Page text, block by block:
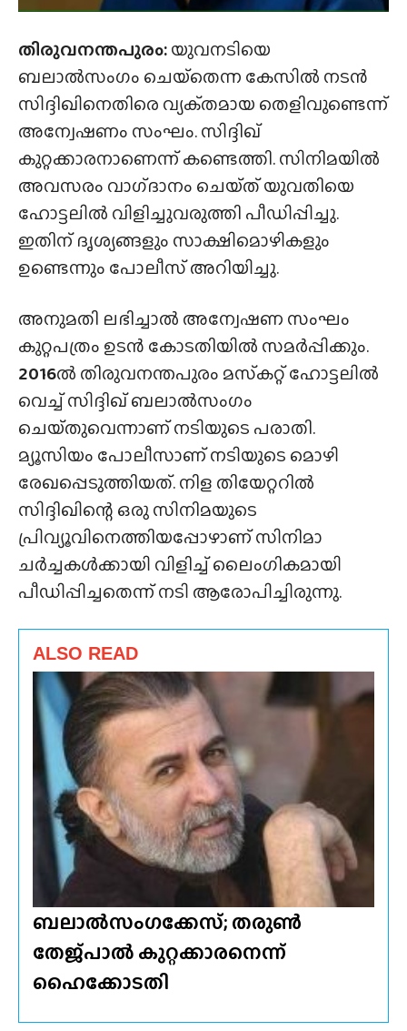
തിരുവനന്തപുരം:യുവനടിയെ
ബലാൽസംഗം ചെയ്‌തെന്ന കേസിൽ നടൻ
സിദ്ദിഖിനെതിരെ വ്യക്‌തമായ തെളിവുണ്ടെന്ന്
അന്വേഷണം സംഘം. സിദ്ദിഖ്
കുറ്റക്കാരനാണെന്ന് കണ്ടെത്തി. സിനിമയിൽ
അവസരം വാഗ്‌ദാനം ചെയ്‌ത്‌ യുവതിയെ
ഹോട്ടലിൽ വിളിച്ചുവരുത്തി പീഡിപ്പിച്ചു.
ഇതിന് ദൃശ്യങ്ങളും സാക്ഷിമൊഴികളും
ഉണ്ടെന്നും പോലീസ് അറിയിച്ചു.
അനുമതി ലഭിച്ചാൽ അന്വേഷണ സംഘം
കുറ്റപത്രം ഉടൻ കോടതിയിൽ സമർപ്പിക്കും.
2016ൽ തിരുവനന്തപുരം മസ്‌കറ്റ് ഹോട്ടലിൽ
വെച്ച് സിദ്ദിഖ് ബലാൽസംഗം
ചെയ്‌തുവെന്നാണ് നടിയുടെ പരാതി.
മ്യൂസിയം പോലീസാണ് നടിയുടെ മൊഴി
രേഖപ്പെടുത്തിയത്. നിള തിയേറ്ററിൽ
സിദ്ദിഖിന്റെ ഒരു സിനിമയുടെ
പ്രിവ്യൂവിനെത്തിയപ്പോഴാണ് സിനിമാ
ചർച്ചകൾക്കായി വിളിച്ച് ലൈംഗികമായി
പീഡിപ്പിച്ചതെന്ന് നടി ആരോപിച്ചിരുന്നു.
ALSO READ
ബലാൽസംഗക്കേസ്; തരുൺ
തേജ്‌പാൽ കുറ്റക്കാരനെന്ന്
ഹൈക്കോടതി